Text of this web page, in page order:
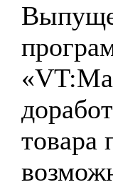
товара